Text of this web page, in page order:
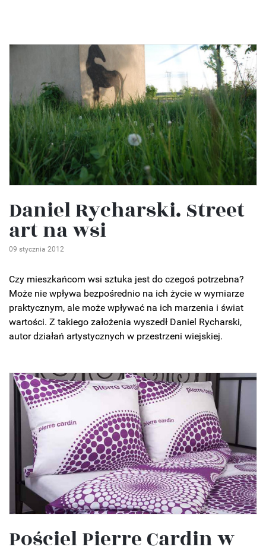
Daniel Rycharski. Street
art na wsi
09 stycznia 2012
Czy mieszkańcom wsi sztuka jest do czegoś potrzebna?
Może nie wpływa bezpośrednio na ich życie w wymiarze
praktycznym, ale może wpływać na ich marzenia i świat
wartości. Z takiego założenia wyszedł Daniel Rycharski,
autor działań artystycznych w przestrzeni wiejskiej.
Pościel Pierre Cardin w